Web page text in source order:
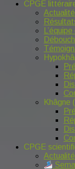
CPGE
Khâgne
CPGE